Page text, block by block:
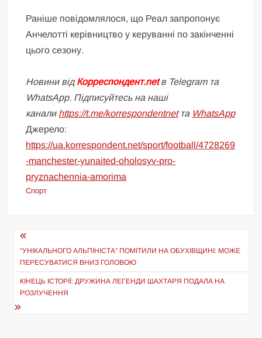
Раніше повідомлялося, що Реал запропонує
Анчелотті керівництво у керуванні по закінченні
цього сезону.
Новини від Корреспондент.netв Telegram та
WhatsApp. Підписуйтесь на наші
канали https://t.me/korrespondentnetта WhatsApp
Джерело:
https://ua.korrespondent.net/sport/football/4728269
-manchester-yunaited-oholosyv-pro-
pryznachennia-amorima
Спорт
Навігація
записів
“УНІКАЛЬНОГО АЛЬПІНІСТА” ПОМІТИЛИ НА ОБУХІВЩИНІ: МОЖЕ
ПЕРЕСУВАТИСЯ ВНИЗ ГОЛОВОЮ
КІНЕЦЬ ІСТОРІЇ: ДРУЖИНА ЛЕГЕНДИ ШАХТАРЯ ПОДАЛА НА
РОЗЛУЧЕННЯ